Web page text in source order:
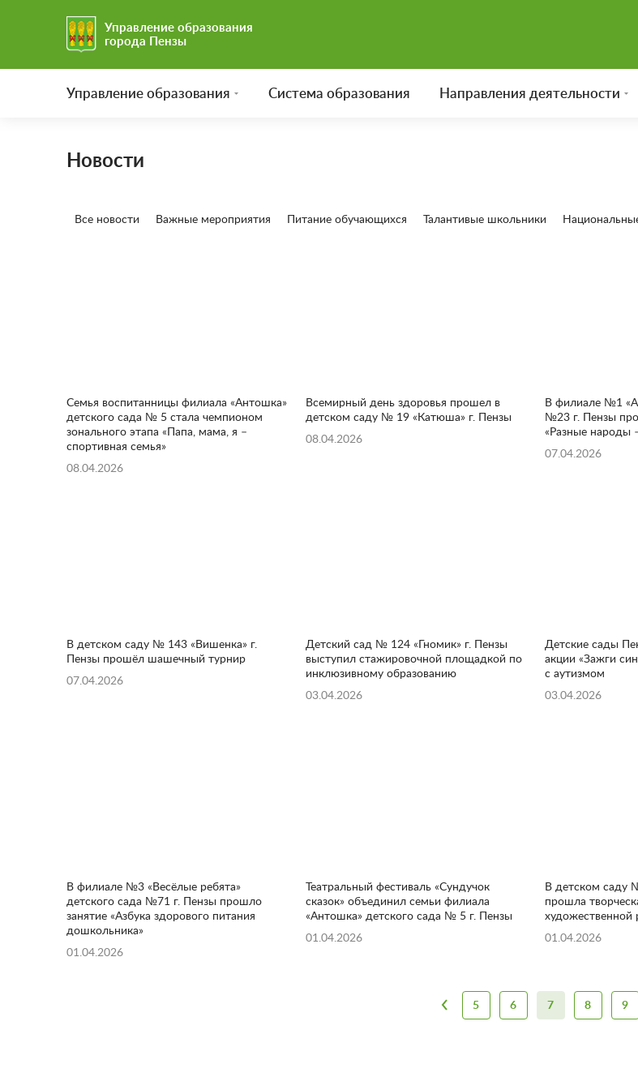
Управление образования
города Пензы
Управление образования Система образования Направления деятельности
Новости
Все новости Важные мероприятия Питание обучающихся Талантивые школьники
Семья воспитанницы филиала «Антошка»
детского сада № 5 стала чемпионом
зонального этапа «Папа, мама, я –
спортивная семья»
08.04.2026
Всемирный день здоровья прошел в
детском саду № 19 «Катюша» г. Пензы
08.04.2026
В филиале №1
№23 г. Пензы
«Разные народы
07.04.2026
В детском саду № 143 «Вишенка» г.
Пензы прошёл шашечный турнир
07.04.2026
Детский сад № 124 «Гномик» г. Пензы
выступил стажировочной площадкой по
инклюзивному образованию
03.04.2026
Детские сады
акции «Зажги
с аутизмом
03.04.2026
В филиале №3 «Весёлые ребята»
детского сада №71 г. Пензы прошло
занятие «Азбука здорового питания
дошкольника»
01.04.2026
Театральный фестиваль «Сундучок
сказок» объединил семьи филиала
«Антошка» детского сада № 5 г. Пензы
01.04.2026
В детском саду
прошла
художественной
01.04.2026
5 6 7 8 9